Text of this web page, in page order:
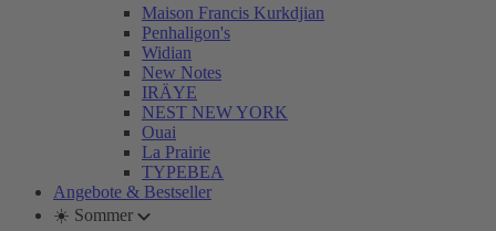
Maison Francis Kurkdjian
Penhaligon's
Widian
New Notes
IRÄYE
NEST NEW YORK
Ouai
La Prairie
TYPEBEA
Angebote & Bestseller
☀️ Sommer